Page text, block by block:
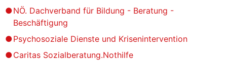
NÖ. Dachverband für Bildung - Beratung -
Beschäftigung
Psychosoziale Dienste und Krisenintervention
Caritas Sozialberatung.Nothilfe